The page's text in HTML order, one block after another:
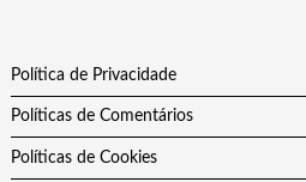
Política de Privacidade
Políticas de Comentários
Políticas de Cookies